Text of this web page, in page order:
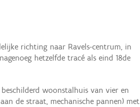
richting naar Ravels-centrum, in
hetzelfde tracé als eind 18de
woonstalhuis van vier en
de straat, mechanische pannen) met